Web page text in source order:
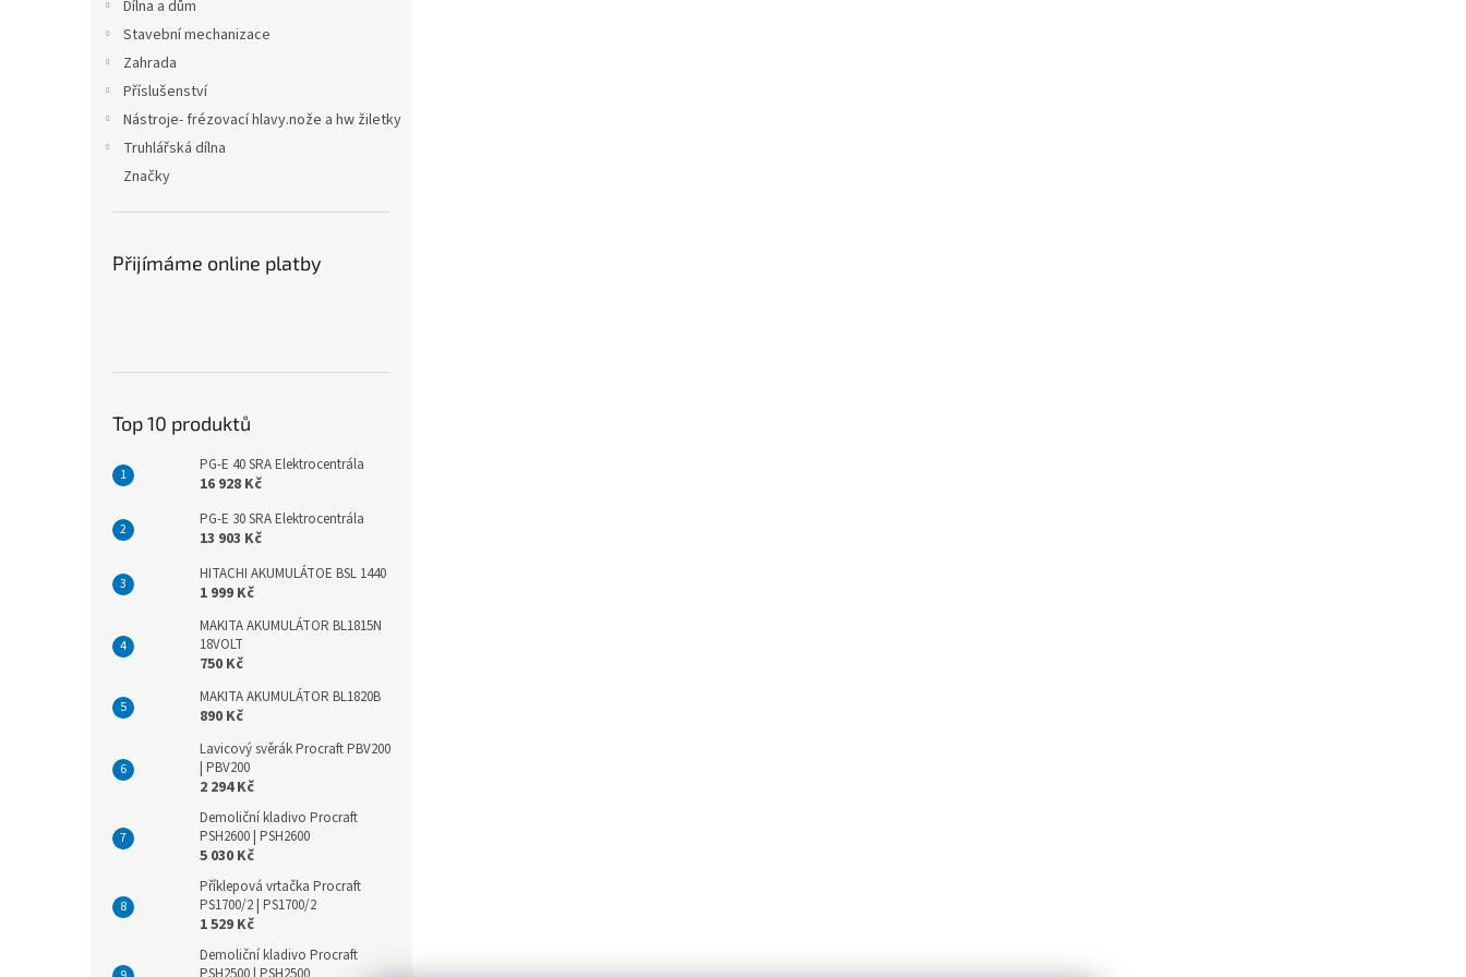
Dílna a dům
Stavební mechanizace
Zahrada
Příslušenství
Nástroje- frézovací hlavy.nože a hw žiletky
Truhlářská dílna
Značky
Přijímáme online platby
Top 10 produktů
PG-E 40 SRA Elektrocentrála
16 928 Kč
PG-E 30 SRA Elektrocentrála
13 903 Kč
HITACHI AKUMULÁTOE BSL 1440
1 999 Kč
MAKITA AKUMULÁTOR BL1815N
18VOLT
750 Kč
MAKITA AKUMULÁTOR BL1820B
890 Kč
Lavicový svěrák Procraft PBV200
| PBV200
2 294 Kč
Demoliční kladivo Procraft
PSH2600 | PSH2600
5 030 Kč
Příklepová vrtačka Procraft
PS1700/2 | PS1700/2
1 529 Kč
Demoliční kladivo Procraft